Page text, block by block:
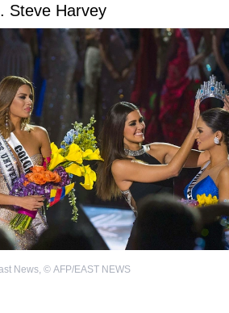
Steve Harvey
News, © AFP/EAST NEWS